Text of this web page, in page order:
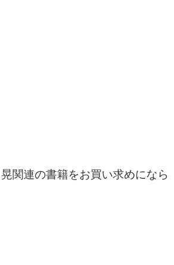
関連の書籍をお買い求めになら